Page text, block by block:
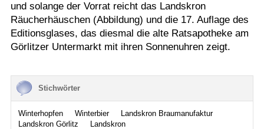
und solange der Vorrat reicht das Landskron
Räucherhäuschen (Abbildung) und die 17. Auflage des
Editionsglases, das diesmal die alte Ratsapotheke am
Görlitzer Untermarkt mit ihren Sonnenuhren zeigt.
Stichwörter
Winterhopfen Winterbier
Landskron Braumanufaktur
Landskron Görlitz
Landskron